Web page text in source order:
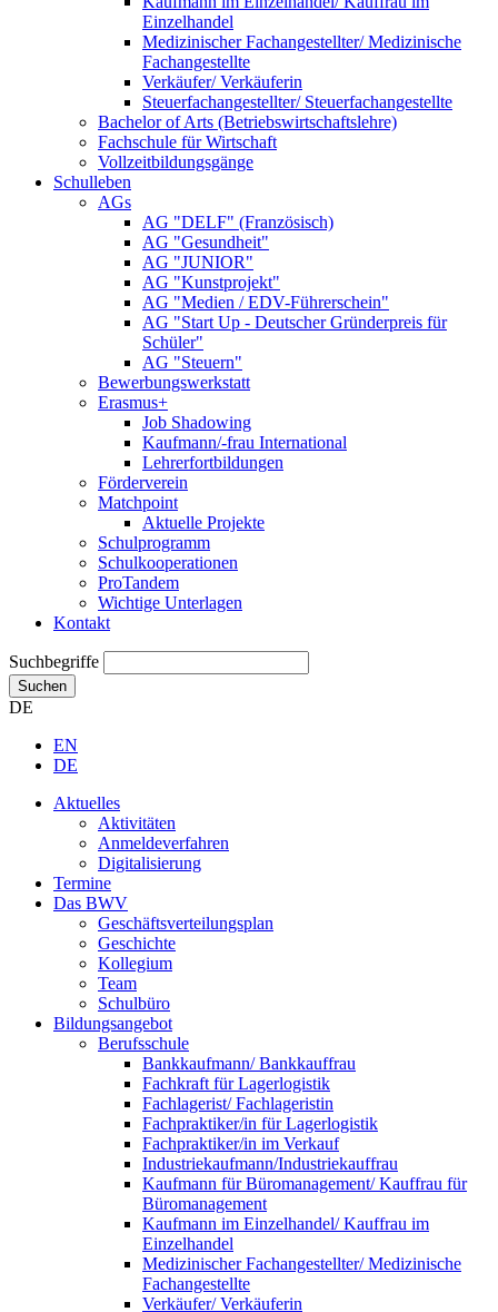
Einzelhandel
Medizinischer Fachangestellter/ Medizinische
Fachangestellte
Verkäufer/ Verkäuferin
Steuerfachangestellter/ Steuerfachangestellte
Bachelor of Arts (Betriebswirtschaftslehre)
Fachschule für Wirtschaft
Vollzeitbildungsgänge
Schulleben
AGs
AG "DELF" (Französisch)
AG "Gesundheit"
AG "JUNIOR"
AG "Kunstprojekt"
AG "Medien / EDV-Führerschein"
AG "Start Up - Deutscher Gründerpreis für
Schüler"
AG "Steuern"
Bewerbungswerkstatt
Erasmus+
Job Shadowing
Kaufmann/-frau International
Lehrerfortbildungen
Förderverein
Matchpoint
Aktuelle Projekte
Schulprogramm
Schulkooperationen
ProTandem
Wichtige Unterlagen
Kontakt
Suchbegriffe
Suchen
DE
EN
DE
Aktuelles
Aktivitäten
Anmeldeverfahren
Digitalisierung
Termine
Das BWV
Geschäftsverteilungsplan
Geschichte
Kollegium
Team
Schulbüro
Bildungsangebot
Berufsschule
Bankkaufmann/ Bankkauffrau
Fachkraft für Lagerlogistik
Fachlagerist/ Fachlageristin
Fachpraktiker/in für Lagerlogistik
Fachpraktiker/in im Verkauf
Industriekaufmann/Industriekauffrau
Kaufmann für Büromanagement/ Kauffrau für
Büromanagement
Kaufmann im Einzelhandel/ Kauffrau im
Einzelhandel
Medizinischer Fachangestellter/ Medizinische
Fachangestellte
Verkäufer/ Verkäuferin